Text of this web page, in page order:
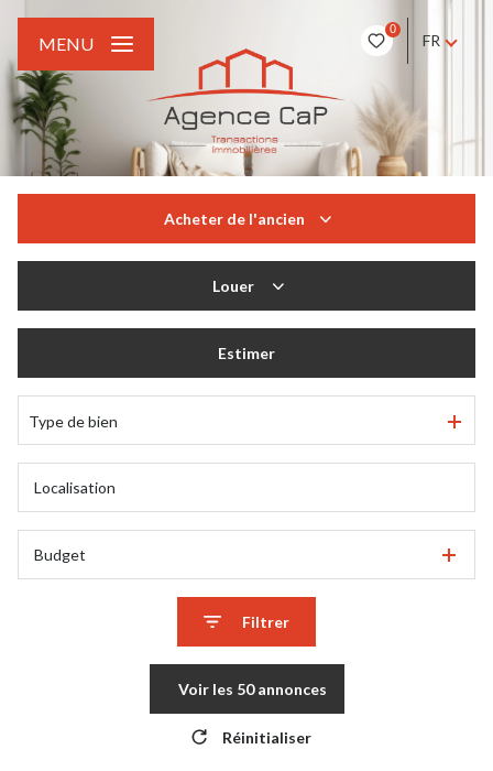
0
FR
MENU
Acheter de l'ancien
Louer
Estimer
Type de bien
Budget
Filtrer
Voir les 50annonces
Réinitialiser